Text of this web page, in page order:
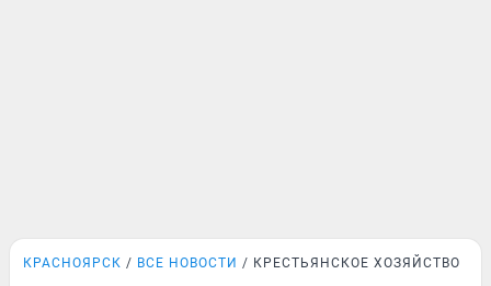
КРАСНОЯРСК ВСЕ НОВОСТИ КРЕСТЬЯНСКОЕ ХОЗЯЙСТВО